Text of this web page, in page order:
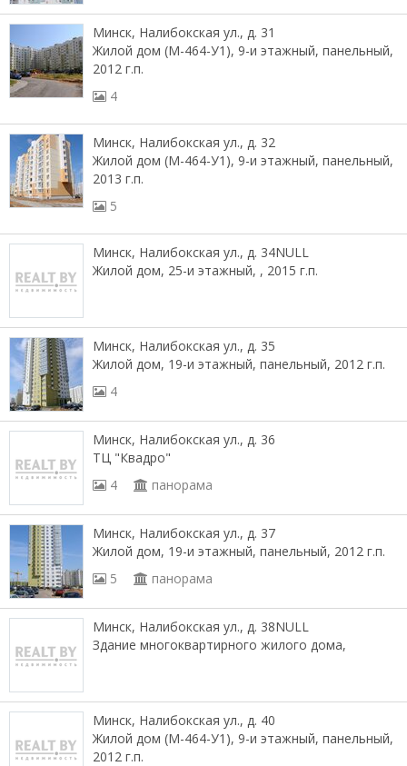
Минск, Налибокская ул., д. 31
Жилой дом (М-464-У1), 9-и этажный, панельный,
2012 г.п.
4
Минск, Налибокская ул., д. 32
Жилой дом (М-464-У1), 9-и этажный, панельный,
2013 г.п.
5
Минск, Налибокская ул., д. 34NULL
Жилой дом, 25-и этажный, , 2015 г.п.
Минск, Налибокская ул., д. 35
Жилой дом, 19-и этажный, панельный, 2012 г.п.
4
Минск, Налибокская ул., д. 36
ТЦ "Квадро"
4
панорама
Минск, Налибокская ул., д. 37
Жилой дом, 19-и этажный, панельный, 2012 г.п.
5
панорама
Минск, Налибокская ул., д. 38NULL
Здание многоквартирного жилого дома,
Минск, Налибокская ул., д. 40
Жилой дом (М-464-У1), 9-и этажный, панельный,
2012 г.п.